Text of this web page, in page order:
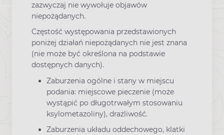
zazwyczaj nie wywołuje objawów
niepożądanych.
Częstość występowania przedstawionych
poniżej działań niepożądanych nie jest znana
(nie może być określona na podstawie
dostępnych danych).
Zaburzenia ogólne i stany w miejscu
podania: miejscowe pieczenie (może
wystąpić po długotrwałym stosowaniu
ksylometazoliny), drażliwość.
Zaburzenia układu oddechowego, klatki